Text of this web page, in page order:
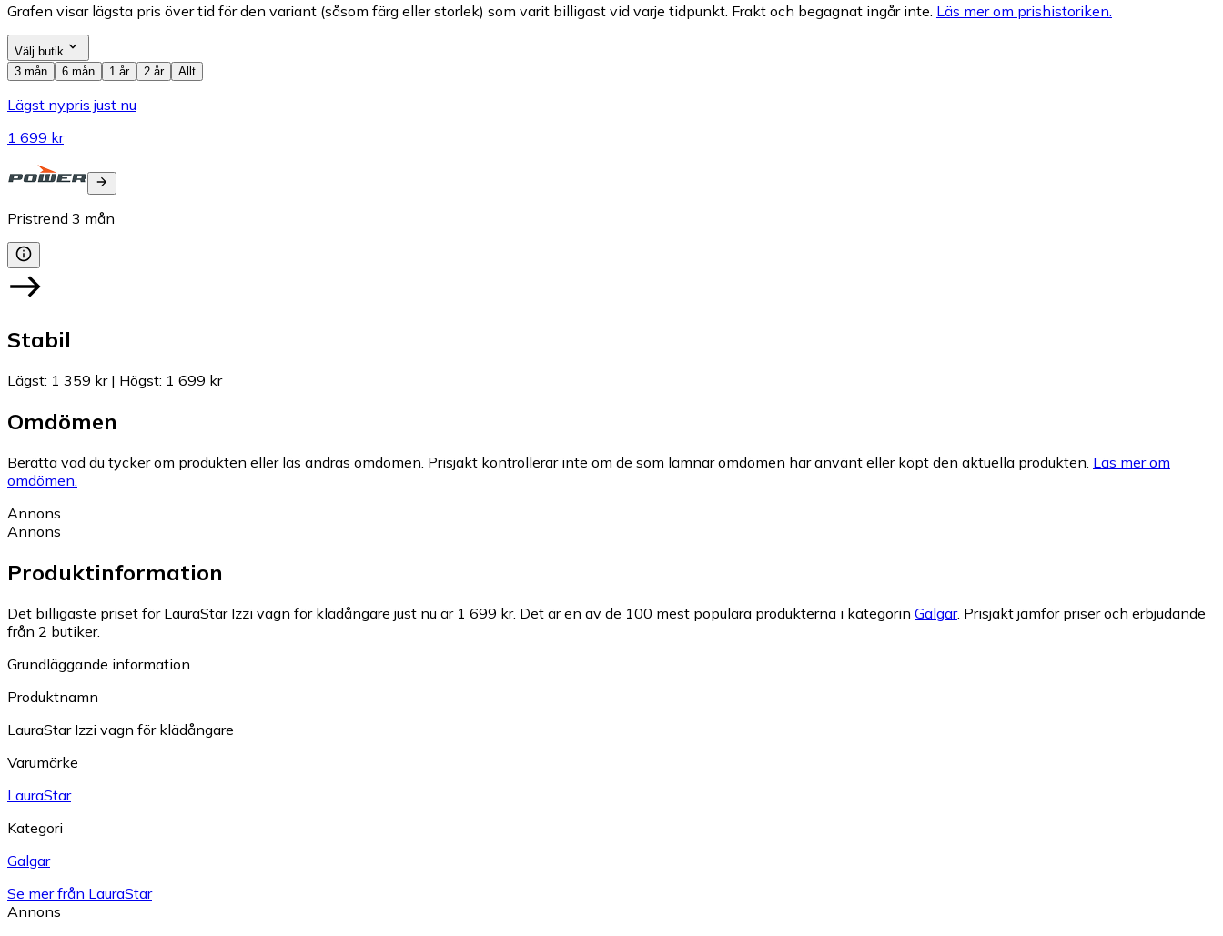
Grafen visar lägsta pris över tid för den variant (såsom färg eller storlek) som varit billigast vid varje tidpunkt. Frakt och begagnat ingår inte. Läs mer om prishistoriken.
Välj butik
3 mån
6 mån 1 år 2 år Allt
Lägst nypris just nu
1 699 kr
Pristrend 3 mån
Stabil
Lägst: 1 359 kr| Högst: 1 699 kr
Omdömen
Berätta vad du tycker om produkten eller läs andras omdömen. Prisjakt kontrollerar inte om de som lämnar omdömen har använt eller köpt den aktuella produkten. Läs mer om
omdömen.
Annons
Annons
Produktinformation
Det billigaste priset för LauraStar Izzi vagn för klädångare just nu är 1 699 kr. Det är en av de 100 mest populära produkterna i kategorin Galgar. Prisjakt jämför priser och erbjudande
från 2 butiker.
Grundläggande information
Produktnamn
LauraStar Izzi vagn för klädångare
Varumärke
LauraStar
Kategori
Galgar
Se mer från LauraStar
Annons